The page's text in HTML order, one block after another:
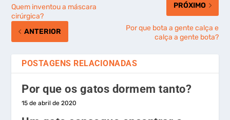
Quem inventou a máscara
cirúrgica?
ANTERIOR
PRÓXIMO
Por que bota a gente calça e
calça a gente bota?
POSTAGENS RELACIONADAS
Por que os gatos dormem tanto?
15 de abril de 2020